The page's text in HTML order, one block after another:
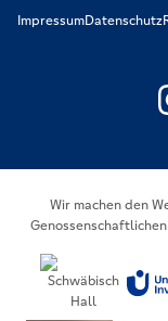
ImpressumDatenschutz
Wir machen den